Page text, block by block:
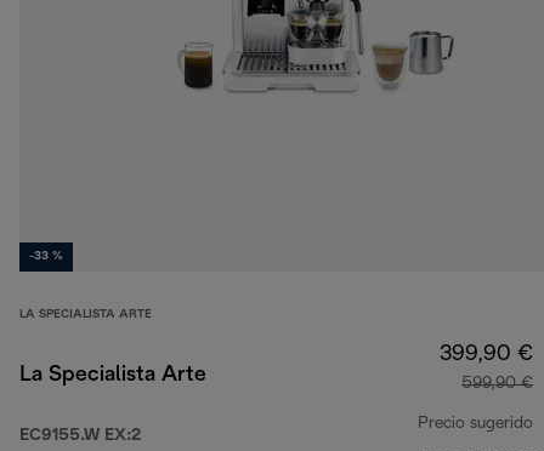
-33 %
LA SPECIALISTA ARTE
La Specialista Arte
EC9155.W EX:2
399,90 €
599,90 €
Precio sugerido